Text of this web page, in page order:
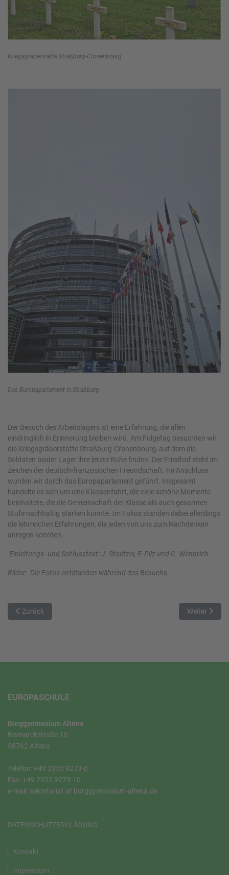
Kriegsgräberstätte Straßburg-Cronenbourg
Das Europaparlament in Straßburg
Der Besuch des Arbeitslagers ist eine Erfahrung, die allen
eindringlich in Erinnerung bleiben wird. Am Folgetag besuchten wir
die Kriegsgräberstätte Straßburg-Cronenbourg, auf dem die
Soldaten beider Lager ihre letzte Ruhe finden. Der Friedhof steht im
Zeichen der deutsch-französischen Freundschaft. Im Anschluss
wurden wir durch das Europaparlament geführt. Insgesamt
handelte es sich um eine Klassenfahrt, die viele schöne Momente
beinhaltete, die die Gemeinschaft der Klasse als auch gesamten
Stufe nachhaltig stärken konnte. Im Fokus standen dabei allerdings
die lehrreichen Erfahrungen, die jeden von uns zum Nachdenken
anregen konnten.
Einleitungs- und Schlusstext: J. Stoetzel, F. Pilz und C. Wennrich
Bilder: Die Fotos entstanden während des Besuchs.
Vorheriger Beitrag: Informationen zum 1. Schultag
Zurück Nächster
Weiter
EUROPASCHULE
Burggymnasium Altena
Bismarckstraße 10
58762 Altena
Telefon: +49 2352 9273-0
Fax: +49 2352 9273-10
e-mail: sekretariat at burggymnasium-altena.de
DATENSCHUTZERKLÄRUNG
Kontakt
Impressum